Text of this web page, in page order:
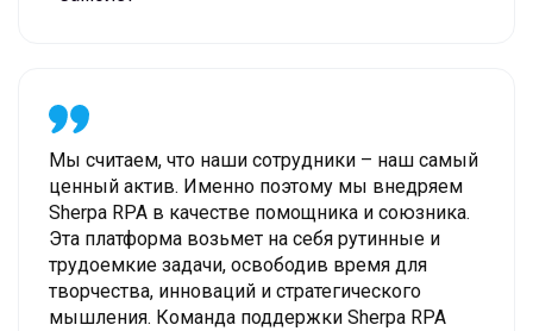
Мы считаем, что наши сотрудники – наш самый
ценный актив. Именно поэтому мы внедряем
Sherpa RPA в качестве помощника и союзника.
Эта платформа возьмет на себя рутинные и
трудоемкие задачи, освободив время для
творчества, инноваций и стратегического
мышления. Команда поддержки Sherpa RPA